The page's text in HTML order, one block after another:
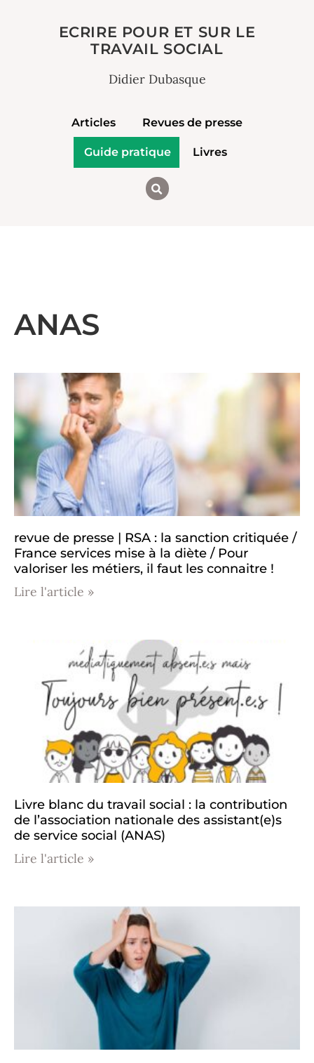
ECRIRE POUR ET SUR LE
TRAVAIL SOCIAL
Didier Dubasque
Articles Revues de presse
Guide pratique Livres
ANAS
revue de presse | RSA : la sanction critiquée /
France services mise à la diète / Pour
valoriser les métiers, il faut les connaitre !
Lire l'article »
Livre blanc du travail social : la contribution
de l’association nationale des assistant(e)s
de service social (ANAS)
Lire l'article »